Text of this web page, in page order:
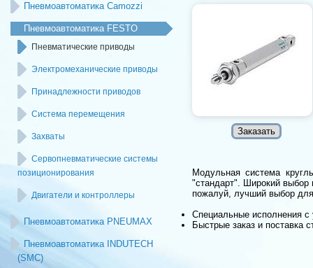
Пневмоавтоматика Camozzi
Пневмоавтоматика FESTO
Пневматические приводы
Электромеханические приводы
Принадлежности приводов
Система перемещения
Захваты
Сервопневматические системы
позиционирования
Двигатели и контроллеры
Пневмоавтоматика PNEUMAX
Пневмоавтоматика INDUTECH
(SMC)
Модульная система
"стандарт". Широкий выбор
пожалуй, лучший выбор
Специальные исполнения
Быстрые заказ и поставка